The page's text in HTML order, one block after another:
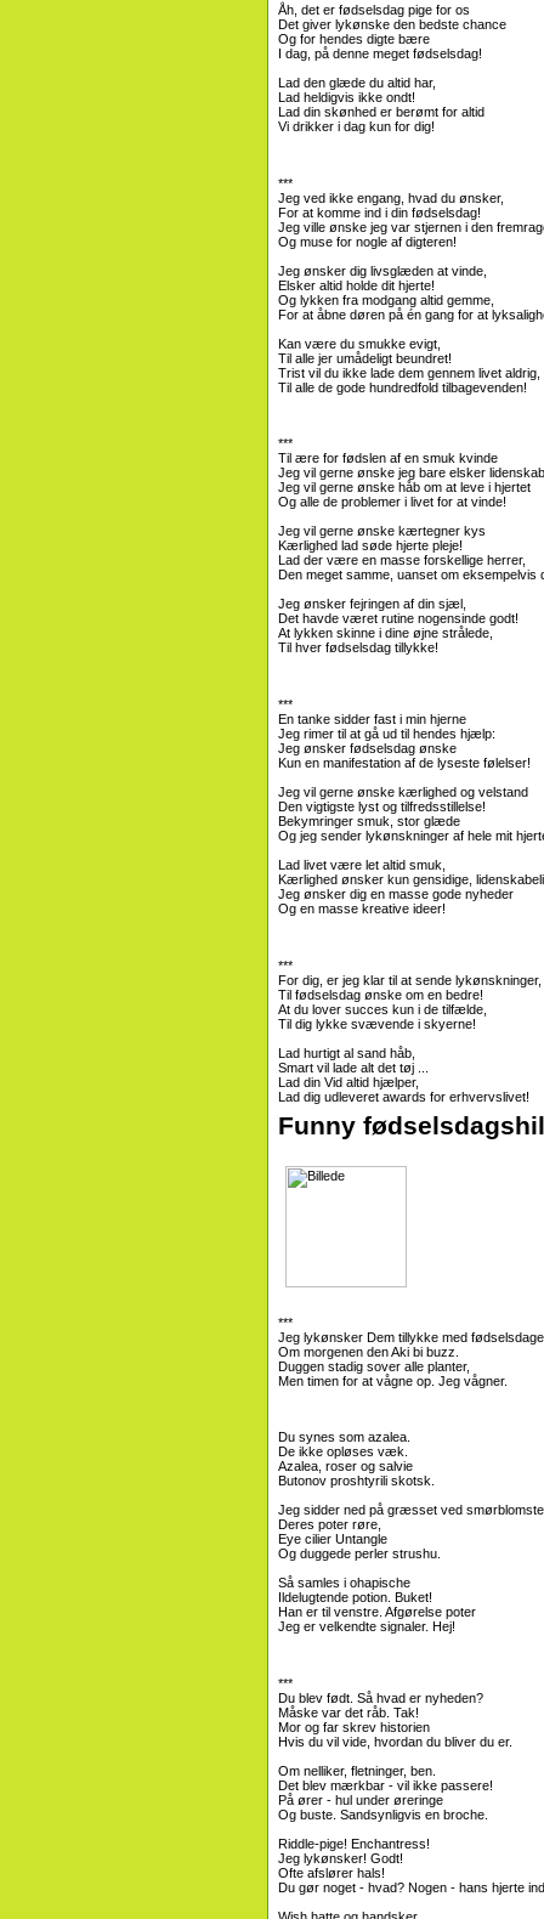
Åh, det er fødselsdag pige for os
Det giver lykønske den bedste chance
Og for hendes digte bære
I dag, på denne meget fødselsdag!
Lad den glæde du altid har,
Lad heldigvis ikke ondt!
Lad din skønhed er berømt for altid
Vi drikker i dag kun for dig!
***
Jeg ved ikke engang, hvad du ønsker,
For at komme ind i din fødselsdag!
Jeg ville ønske jeg var stjernen i den
Og muse for nogle af digteren!
Jeg ønsker dig livsglæden at vinde,
Elsker altid holde dit hjerte!
Og lykken fra modgang altid gemme,
For at åbne døren på én gang for at
Kan være du smukke evigt,
Til alle jer umådeligt beundret!
Trist vil du ikke lade dem gennem livet aldrig,
Til alle de gode hundredfold tilbagevenden!
***
Til ære for fødslen af ​​en smuk kvinde
Jeg vil gerne ønske jeg bare elsker
Jeg vil gerne ønske håb om at leve i hjertet
Og alle de problemer i livet for at vinde!
Jeg vil gerne ønske kærtegner kys
Kærlighed lad søde hjerte pleje!
Lad der være en masse forskellige herrer,
Den meget samme, uanset om eksempelvis
Jeg ønsker fejringen af ​​din sjæl,
Det havde været rutine nogensinde godt!
At lykken skinne i dine øjne strålede,
Til hver fødselsdag tillykke!
***
En tanke sidder fast i min hjerne
Jeg rimer til at gå ud til hendes hjælp:
Jeg ønsker fødselsdag ønske
Kun en manifestation af de lyseste følelser!
Jeg vil gerne ønske kærlighed og velstand
Den vigtigste lyst og tilfredsstillelse!
Bekymringer smuk, stor glæde
Og jeg sender lykønskninger af hele mit
Lad livet være let altid smuk,
Kærlighed ønsker kun gensidige,
Jeg ønsker dig en masse gode nyheder
Og en masse kreative ideer!
***
For dig, er jeg klar til at sende lykønskninger,
Til fødselsdag ønske om en bedre!
At du lover succes kun i de tilfælde,
Til dig lykke svævende i skyerne!
Lad hurtigt al sand håb,
Smart vil lade alt det tøj ...
Lad din Vid altid hjælper,
Lad dig udleveret awards for erhvervslivet!
Funny
***
Jeg lykønsker Dem tillykke med
Om morgenen den Aki bi buzz.
Duggen stadig sover alle planter,
Men timen for at vågne op. Jeg vågner.
Du synes som azalea.
De ikke opløses væk.
Azalea, roser og salvie
Butonov proshtyrili skotsk.
Jeg sidder ned på græsset ved
Deres poter røre,
Eye cilier Untangle
Og duggede perler strushu.
Så samles i ohapische
Ildelugtende potion. Buket!
Han er til venstre. Afgørelse poter
Jeg er velkendte signaler. Hej!
***
Du blev født. Så hvad er nyheden?
Måske var det råb. Tak!
Mor og far skrev historien
Hvis du vil vide, hvordan du bliver du er.
Om nelliker, fletninger, ben.
Det blev mærkbar - vil ikke passere!
På ører - hul under øreringe
Og buste. Sandsynligvis en broche.
Riddle-pige! Enchantress!
Jeg lykønsker! Godt!
Ofte afslører hals!
Du gør noget - hvad? Nogen - hans hjerte